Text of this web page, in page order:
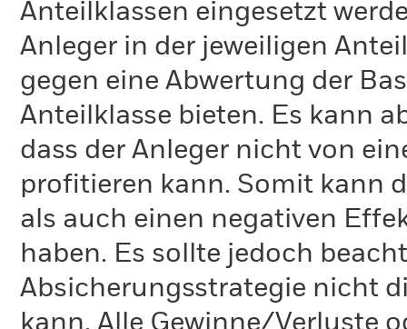
Anteilklassen eingesetzt
Anleger in der jeweiligen
gegen eine Abwertung der
Anteilklasse bieten. Es kann
dass der Anleger nicht von
profitieren kann. Somit kann
als auch einen negativen
haben. Es sollte jedoch
Absicherungsstrategie nicht
kann. Alle Gewinne/Verluste